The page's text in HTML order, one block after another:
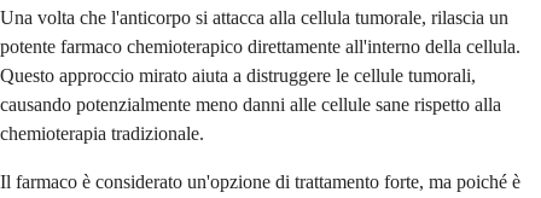
Una volta che l'anticorpo si attacca alla cellula tumorale, rilascia un
potente farmaco chemioterapico direttamente all'interno della cellula.
Questo approccio mirato aiuta a distruggere le cellule tumorali,
causando potenzialmente meno danni alle cellule sane rispetto alla
chemioterapia tradizionale.
Il farmaco è considerato un'opzione di trattamento forte, ma poiché è